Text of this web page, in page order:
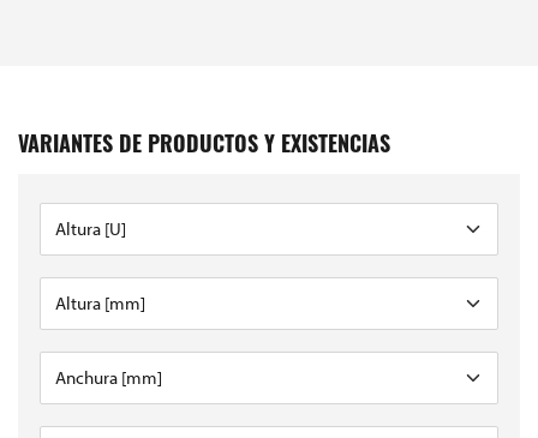
VARIANTES DE PRODUCTOS Y EXISTENCIAS